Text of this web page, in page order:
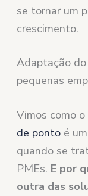
se tornar um
crescimento.
Adaptação
pequenas
Vimos como
de ponto é
quando se
PMEs. E por
outra das